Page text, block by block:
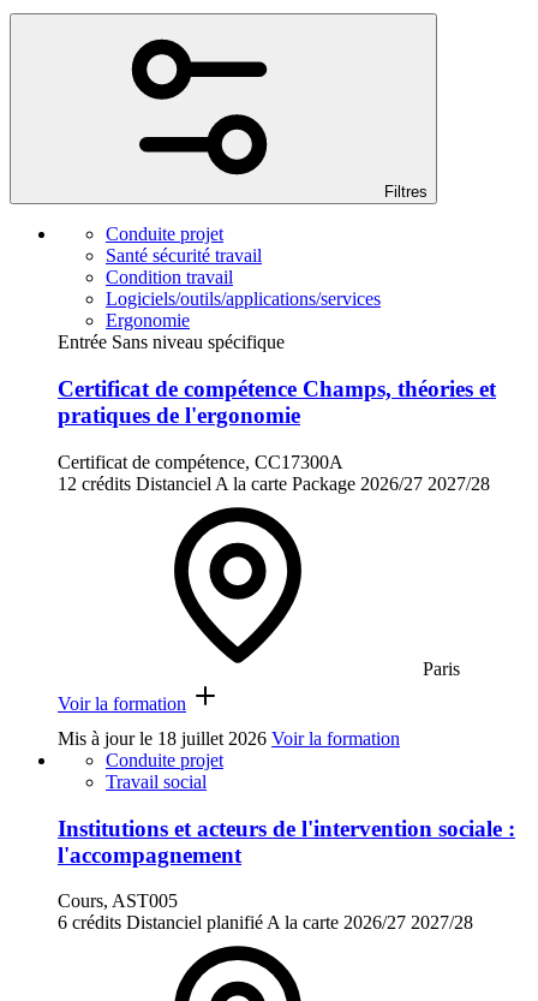
Filtres
Conduite projet
Santé sécurité travail
Condition travail
Logiciels/outils/applications/services
Ergonomie
Entrée Sans niveau spécifique
Certificat de compétence Champs, théories et
pratiques de l'ergonomie
Certificat de compétence, CC17300A
12 crédits Distanciel A la carte Package 2026/27 2027/28
Paris
Voir la formation
Mis à jour le 18 juillet 2026 Voir la formation
Conduite projet
Travail social
Institutions et acteurs de l'intervention sociale :
l'accompagnement
Cours, AST005
6 crédits Distanciel planifié A la carte 2026/27 2027/28